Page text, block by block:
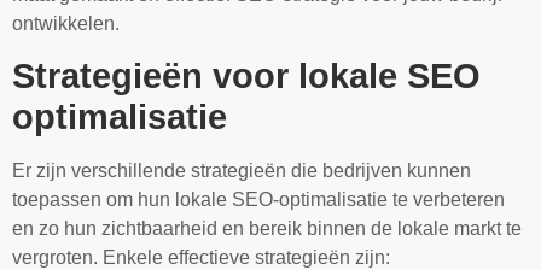
ontwikkelen.
Strategieën voor lokale SEO
optimalisatie
Er zijn verschillende strategieën die bedrijven kunnen
toepassen om hun lokale SEO-optimalisatie te verbeteren
en zo hun zichtbaarheid en bereik binnen de lokale markt te
vergroten. Enkele effectieve strategieën zijn: